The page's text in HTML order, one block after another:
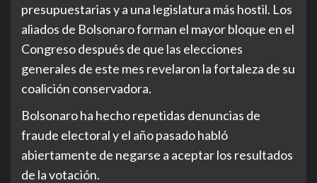
presupuestarias y a una legislatura más hostil. Los
aliados de Bolsonaro forman el mayor bloque en el
Congreso después de que las elecciones
generales de este mes revelaron la fortaleza de su
coalición conservadora.
Bolsonaro ha hecho repetidas denuncias de
fraude electoral y el año pasado habló
abiertamente de negarse a aceptar los resultados
de la votación.